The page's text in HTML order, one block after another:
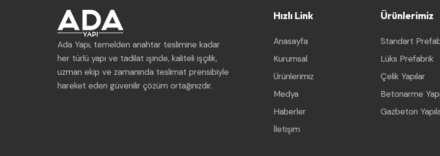
Ada Yapı, temelden anahtar teslimine kadar
her türlü yapı ve tadilat işinde, kaliteli işçilik,
uzman ekip ve zamanında teslimat prensibiyle
hareket eden güvenilir çözüm ortağınızdır.
Hızlı Link
Anasayfa
Kurumsal
Ürünlerimiz
Medya
Haberler
İletişim
Ürünlerimiz
Standart
Lüks Prefabrik
Çelik Yapılar
Betonarme
Gazbeton